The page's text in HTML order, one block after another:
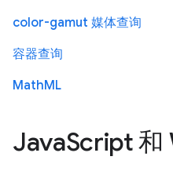
color-gamut 媒体查询
容器查询
MathML
JavaScript 和